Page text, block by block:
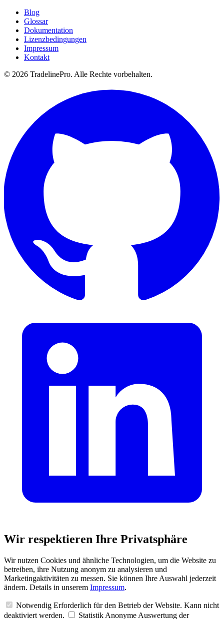
Blog
Glossar
Dokumentation
Lizenzbedingungen
Impressum
Kontakt
© 2026 TradelinePro. Alle Rechte vorbehalten.
Wir respektieren Ihre Privatsphäre
Wir nutzen Cookies und ähnliche Technologien, um die Website zu
betreiben, ihre Nutzung anonym zu analysieren und
Marketingaktivitäten zu messen. Sie können Ihre Auswahl jederzeit
ändern. Details in unserem Impressum.
Notwendig Erforderlich für den Betrieb der Website. Kann nicht
deaktiviert werden.
Statistik Anonyme Auswertung der